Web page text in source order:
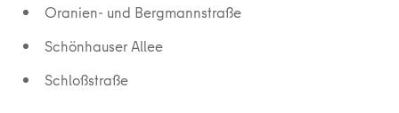
Oranien- und Bergmannstraße
Schönhauser Allee
Schloßstraße